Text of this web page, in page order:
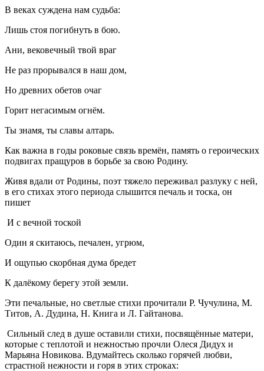
В веках суждена нам судьба:
Лишь стоя погибнуть в бою.
Ани, вековечный твой враг
Не раз прорывался в наш дом,
Но древних обетов очаг
Горит негасимым огнём.
Ты знамя, ты славы алтарь.
Как важна в годы роковые связь времён, память о героических
подвигах пращуров в борьбе за свою Родину.
Живя вдали от Родины, поэт тяжело переживал разлуку с ней,
в его стихах этого периода слышится печаль и тоска, он
пишет
И с вечной тоской
Один я скитаюсь, печален, угрюм,
И ощупью скорбная дума бредет
К далёкому берегу этой земли.
Эти печальные, но светлые стихи прочитали Р. Чучулина, М.
Титов, А. Дудина, Н. Книга и Л. Гайтанова.
Сильный след в душе оставили стихи, посвящённые матери,
которые с теплотой и нежностью прочли Олеся Дидух и
Марьяна Новикова. Вдумайтесь сколько горячей любви,
страстной нежности и горя в этих строках: